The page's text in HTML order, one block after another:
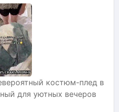
костюм-плед в
для уютных вечеров